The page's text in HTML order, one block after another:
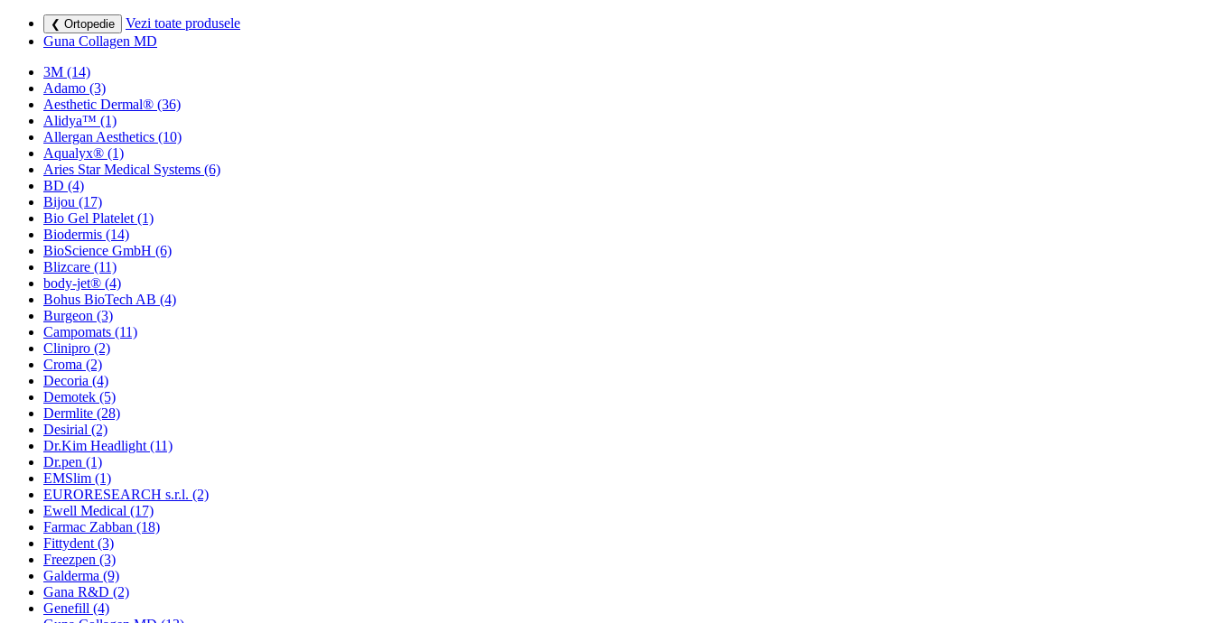
❮ Ortopedie
Vezi toate produsele
Guna Collagen MD
3M (14)
Adamo (3)
Aesthetic Dermal® (36)
Alidya™ (1)
Allergan Aesthetics (10)
Aqualyx® (1)
Aries Star Medical Systems (6)
BD (4)
Bijou (17)
Bio Gel Platelet (1)
Biodermis (14)
BioScience GmbH (6)
Blizcare (11)
body-jet® (4)
Bohus BioTech AB (4)
Burgeon (3)
Campomats (11)
Clinipro (2)
Croma (2)
Decoria (4)
Demotek (5)
Dermlite (28)
Desirial (2)
Dr.Kim Headlight (11)
Dr.pen (1)
EMSlim (1)
EURORESEARCH s.r.l. (2)
Ewell Medical (17)
Farmac Zabban (18)
Fittydent (3)
Freezpen (3)
Galderma (9)
Gana R&D (2)
Genefill (4)